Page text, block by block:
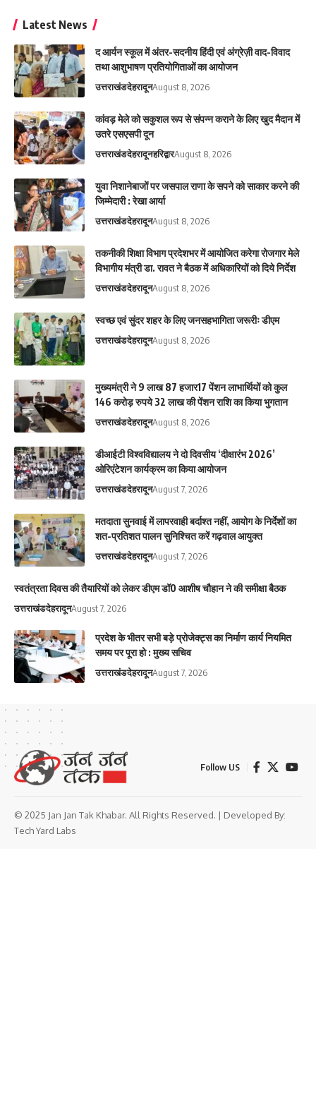
Latest News
द आर्यन स्कूल में अंतर-सदनीय हिंदी एवं अंग्रेज़ी वाद-विवाद
तथा आशुभाषण प्रतियोगिताओं का आयोजन
उत्तराखंडदेहरादूनAugust 8, 2026
कांवड़ मेले को सकुशल रूप से संपन्न कराने के लिए खुद मैदान में
उतरे एसएसपी दून
उत्तराखंडदेहरादूनहरिद्वारAugust 8, 2026
युवा निशानेबाजों पर जसपाल राणा के सपने को साकार करने की
जिम्मेदारी : रेखा आर्या
उत्तराखंडदेहरादूनAugust 8, 2026
तकनीकी शिक्षा विभाग प्रदेशभर में आयोजित करेगा रोजगार मेले
विभागीय मंत्री डा. रावत ने बैठक में अधिकारियों को दिये निर्देश
उत्तराखंडदेहरादूनAugust 8, 2026
स्वच्छ एवं सुंदर शहर के लिए जनसहभागिता जरूरीः डीएम
उत्तराखंडदेहरादूनAugust 8, 2026
मुख्यमंत्री ने 9 लाख 87 हजार17 पेंशन लाभार्थियों को कुल
146 करोड़ रुपये 32 लाख की पेंशन राशि का किया भुगतान
उत्तराखंडदेहरादूनAugust 8, 2026
डीआईटी विश्वविद्यालय ने दो दिवसीय ‘दीक्षारंभ 2026’
ओरिएंटेशन कार्यक्रम का किया आयोजन
उत्तराखंडदेहरादूनAugust 7, 2026
मतदाता सुनवाई में लापरवाही बर्दाश्त नहीं, आयोग के निर्देशों का
शत-प्रतिशत पालन सुनिश्चित करें गढ़वाल आयुक्त
उत्तराखंडदेहरादूनAugust 7, 2026
स्वतंत्रता दिवस की तैयारियों को लेकर डीएम डॉ0 आशीष चौहान ने की समीक्षा बैठक
उत्तराखंडदेहरादूनAugust 7, 2026
प्रदेश के भीतर सभी बड़े प्रोजेक्ट्स का निर्माण कार्य नियमित
समय पर पूरा हो : मुख्य सचिव
उत्तराखंडदेहरादूनAugust 7, 2026
Follow US
© 2025 Jan Jan Tak Khabar. All Rights Reserved. | Developed By:
Tech Yard Labs